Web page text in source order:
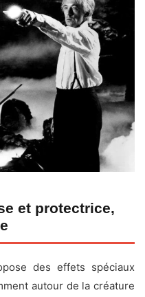
et protectrice,
des effets spéciaux
autour de la créature